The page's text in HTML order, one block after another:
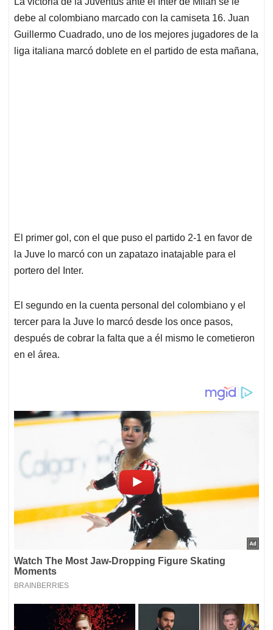
s
A
p
p
b
o
o
k
e
d
I
n
l
a
d
s
debe al colombiano marcado con la camiseta 16. Juan
Guillermo Cuadrado, uno de los mejores jugadores de la
liga italiana marcó doblete en el partido de esta mañana,
El primer gol, con el que puso el partido 2-1 en favor de
la Juve lo marcó con un zapatazo inatajable para el
portero del Inter.
El segundo en la cuenta personal del colombiano y el
tercer para la Juve lo marcó desde los once pasos,
después de cobrar la falta que a él mismo le cometieron
en el área.